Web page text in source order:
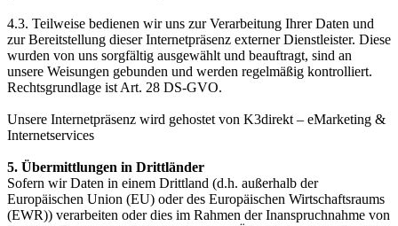
4.3. Teilweise bedienen wir uns zur Verarbeitung Ihrer Daten und
zur Bereitstellung dieser Internetpräsenz externer Dienstleister. Diese
wurden von uns sorgfältig ausgewählt und beauftragt, sind an
unsere Weisungen gebunden und werden regelmäßig kоntrolliert.
Rechtsgrundlage ist Art. 28 DS-GVO.
Unsere Internetpräsenz wird gehostet von K3direkt – eMarketing &
Internetservices
5. Übermittlungen in Drittländer
Sofern wir Daten in einem Drittland (d.h. außerhalb der
Europäischen Union (EU) oder des Europäischen Wirtschaftsraums
(EWR)) verarbeiten oder dies im Rahmen der Inanspruchnahme von